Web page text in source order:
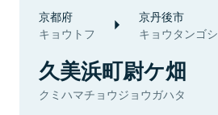
京都府
キョウトフ
京丹後市
キョウタンゴシ
久美浜町尉ケ畑
クミハマチョウジョウガハタ